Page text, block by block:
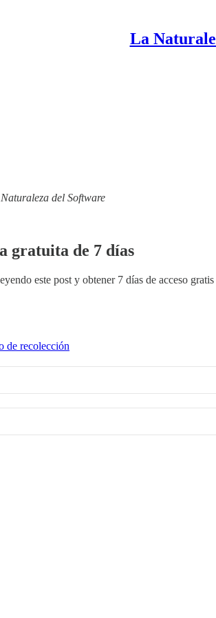
La
del Software
gratuita de 7 días
este post y obtener 7 días de acceso
de recolección